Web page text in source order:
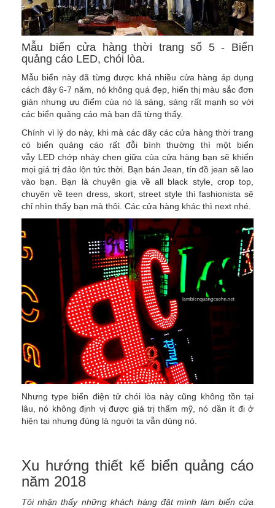
Mẫu biển cửa hàng thời trang số 5 - Biển
quảng cáo LED, chói lòa.
Mẫu biển này đã từng được khá nhiều cửa hàng áp dụng
cách đây 6-7 năm, nó không quá đẹp, hiển thị màu sắc đơn
giản nhưng ưu điểm của nó là sáng, sáng rất mạnh so với
các biển quảng cáo mà bạn đã từng thấy.
Chính vì lý do này, khi mà các dãy các cửa hàng thời trang
có biển quảng cáo rất đỗi bình thường thì một biển
vẫy LED chớp nháy chen giữa của cửa hàng bạn sẽ khiến
mọi giá trị đảo lộn tức thời. Bạn bán Jean, tín đồ jean sẽ lao
vào bạn. Bạn là chuyên gia về all black style, crop top,
chuyên về teen dress, skort, street style thì fashionista sẽ
chỉ nhìn thấy bạn mà thôi. Các cửa hàng khác thì next nhé.
Nhưng type biển điện tử chói lòa này cũng không tồn tại
lâu, nó không định vị được giá trị thẩm mỹ, nó dần ít đi ở
hiện tại nhưng đúng là người ta vẫn dùng nó.
Xu hướng thiết kế biển quảng cáo
năm 2018
Tôi nhận thấy những khách hàng đặt mình làm biển cửa